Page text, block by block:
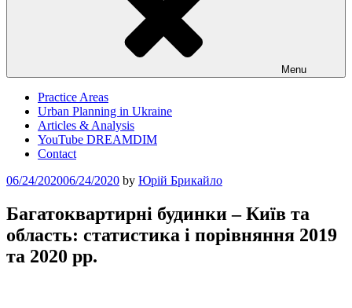
Menu
Practice Areas
Urban Planning in Ukraine
Articles & Analysis
YouTube DREAMDIM
Contact
Posted
06/24/202006/24/2020 by Юрій Брикайло
Багатоквартирні будинки – Київ та
область: статистика і порівняння 2019
та 2020 рр.